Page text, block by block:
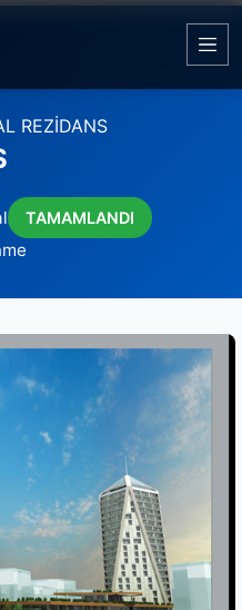
REZİDANS
TAMAMLANDI